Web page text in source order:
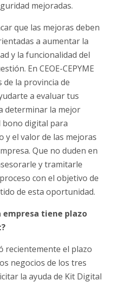
mejoradas.
que las mejoras deben
a aumentar la
y la funcionalidad del
En CEOE-CEPYME
de la provincia de
a evaluar tus
determinar la mejor
bono digital para
y el valor de las mejoras
Que no duden en
y tramitarle
con el objetivo de
de esta oportunidad.
empresa tiene plazo
recientemente el plazo
negocios de los tres
la ayuda de Kit Digital